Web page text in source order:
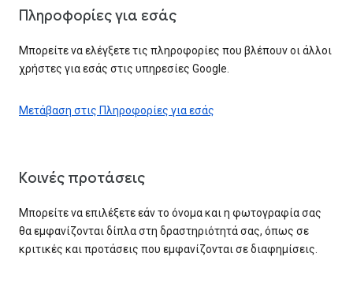
Πληροφορίες για εσάς
Μπορείτε να ελέγξετε τις πληροφορίες που βλέπουν οι άλλοι
χρήστες για εσάς στις υπηρεσίες Google.
Μετάβαση στις Πληροφορίες για εσάς
Κοινές προτάσεις
Μπορείτε να επιλέξετε εάν το όνομα και η φωτογραφία σας
θα εμφανίζονται δίπλα στη δραστηριότητά σας, όπως σε
κριτικές και προτάσεις που εμφανίζονται σε διαφημίσεις.